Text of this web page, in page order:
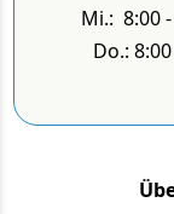
Mi.: 8:00
Do.: